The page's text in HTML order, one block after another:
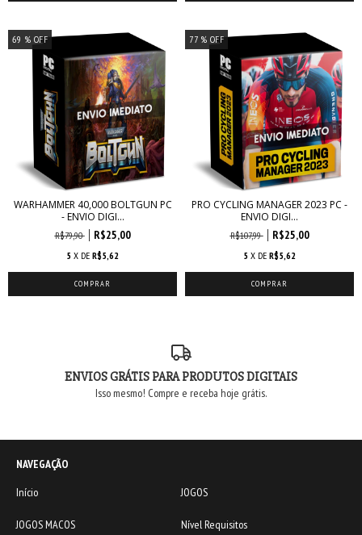
69 % OFF
WARHAMMER 40,000 BOLTGUN PC
- ENVIO DIGI...
R$79,90 R$25,00
5 X DE R$5,62
77% OFF
PRO CYCLING MANAGER 2023 PC -
ENVIO DIGI...
R$107,99 R$25,00
5 X DE R$5,62
ENVIOS GRÁTIS PARA PRODUTOS DIGITAIS
Isso mesmo! Compre e receba hoje grátis.
NAVEGAÇÃO
Início
JOGOS
JOGOS MACOS Nível Requisitos